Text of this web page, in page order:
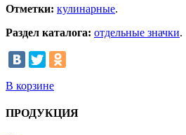
Отметки: кулинарные.
Раздел каталога: отдельные значки.
В корзине
ПРОДУКЦИЯ